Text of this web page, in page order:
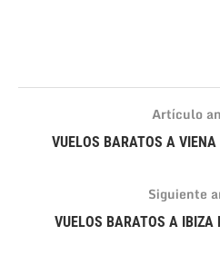
Artículo
VUELOS BARATOS A
Siguiente
VUELOS BARATOS A IBIZA